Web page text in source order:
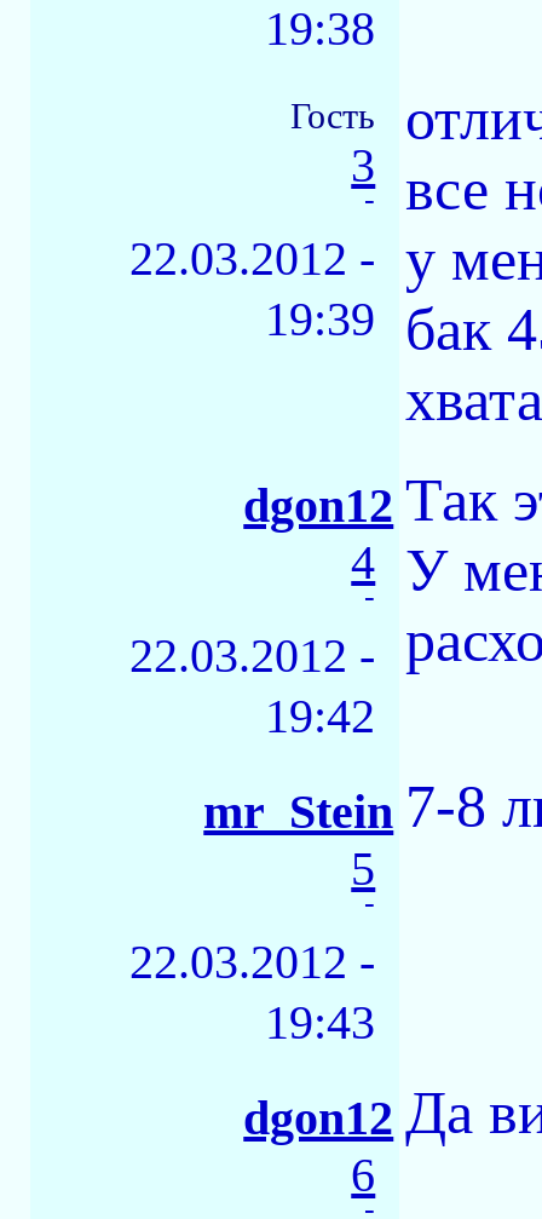
19:38
Гость
3
-
22.03.2012 -
19:39
все
у
бак
dgon12
4
-
22.03.2012 -
19:42
Так
У
mr_Stein
5
-
22.03.2012 -
19:43
7-8
dgon12
6
-
Да